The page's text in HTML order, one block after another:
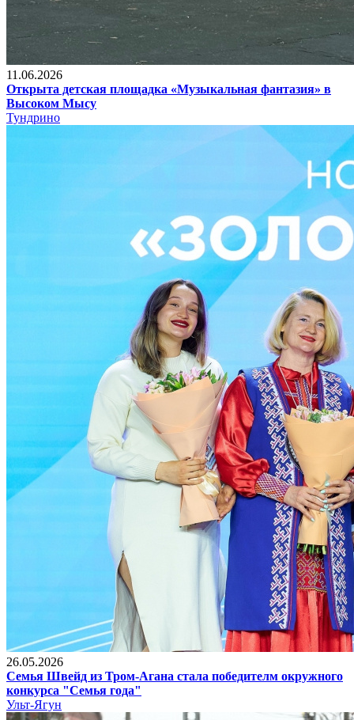
11.06.2026
Открыта детская площадка «Музыкальная фантазия» в
Высоком Мысу
Тундрино
26.05.2026
Семья Швейд из Тром-Агана стала победителм окружного
конкурса "Семья года"
Ульт-Ягун